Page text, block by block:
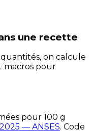
une recette
on calcule
macros pour
pour 100 g
— ANSES. Code